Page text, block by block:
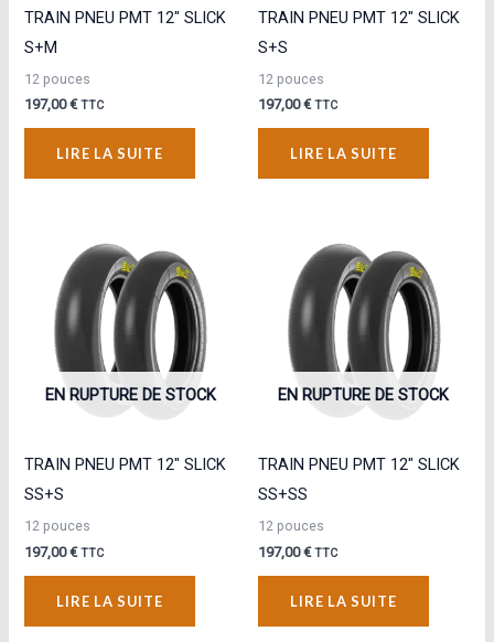
TRAIN PNEU PMT 12″ SLICK
S+M
12 pouces
197,00€ TTC
LIRE LA SUITE
TRAIN PNEU PMT 12″ SLICK
S+S
12 pouces
197,00€ TTC
LIRE LA SUITE
EN RUPTURE DE STOCK
TRAIN PNEU PMT 12″ SLICK
SS+S
12 pouces
197,00€ TTC
LIRE LA SUITE
EN RUPTURE DE STOCK
TRAIN PNEU PMT 12″ SLICK
SS+SS
12 pouces
197,00€ TTC
LIRE LA SUITE